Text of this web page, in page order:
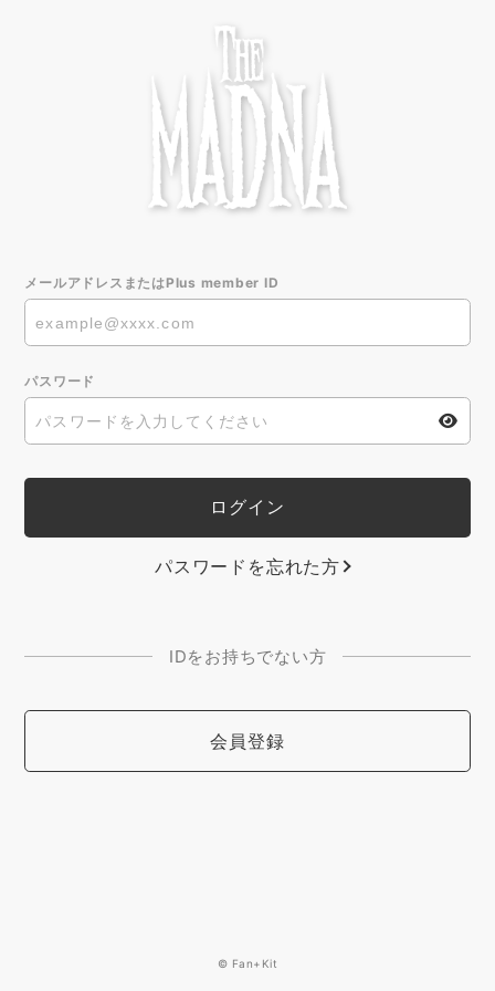
メールアドレスまたはPlus member ID
パスワード
パスワードを忘れた方
IDをお持ちでない方
会員登録
© Fan+Kit